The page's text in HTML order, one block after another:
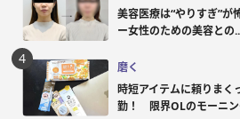
美容医療は“やりすぎ”
ー女性のための美容との
磨く
時短アイテムに頼りまく
勤！ 限界OLのモーニン